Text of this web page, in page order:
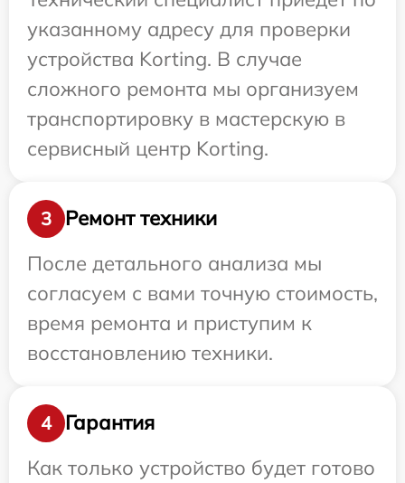
указанному адресу для проверки
устройства Korting. В случае
сложного ремонта мы организуем
транспортировку в мастерскую в
сервисный центр Korting.
3
Ремонт техники
После детального анализа мы
согласуем с вами точную стоимость,
время ремонта и приступим к
восстановлению техники.
4
Гарантия
Как только устройство будет готово